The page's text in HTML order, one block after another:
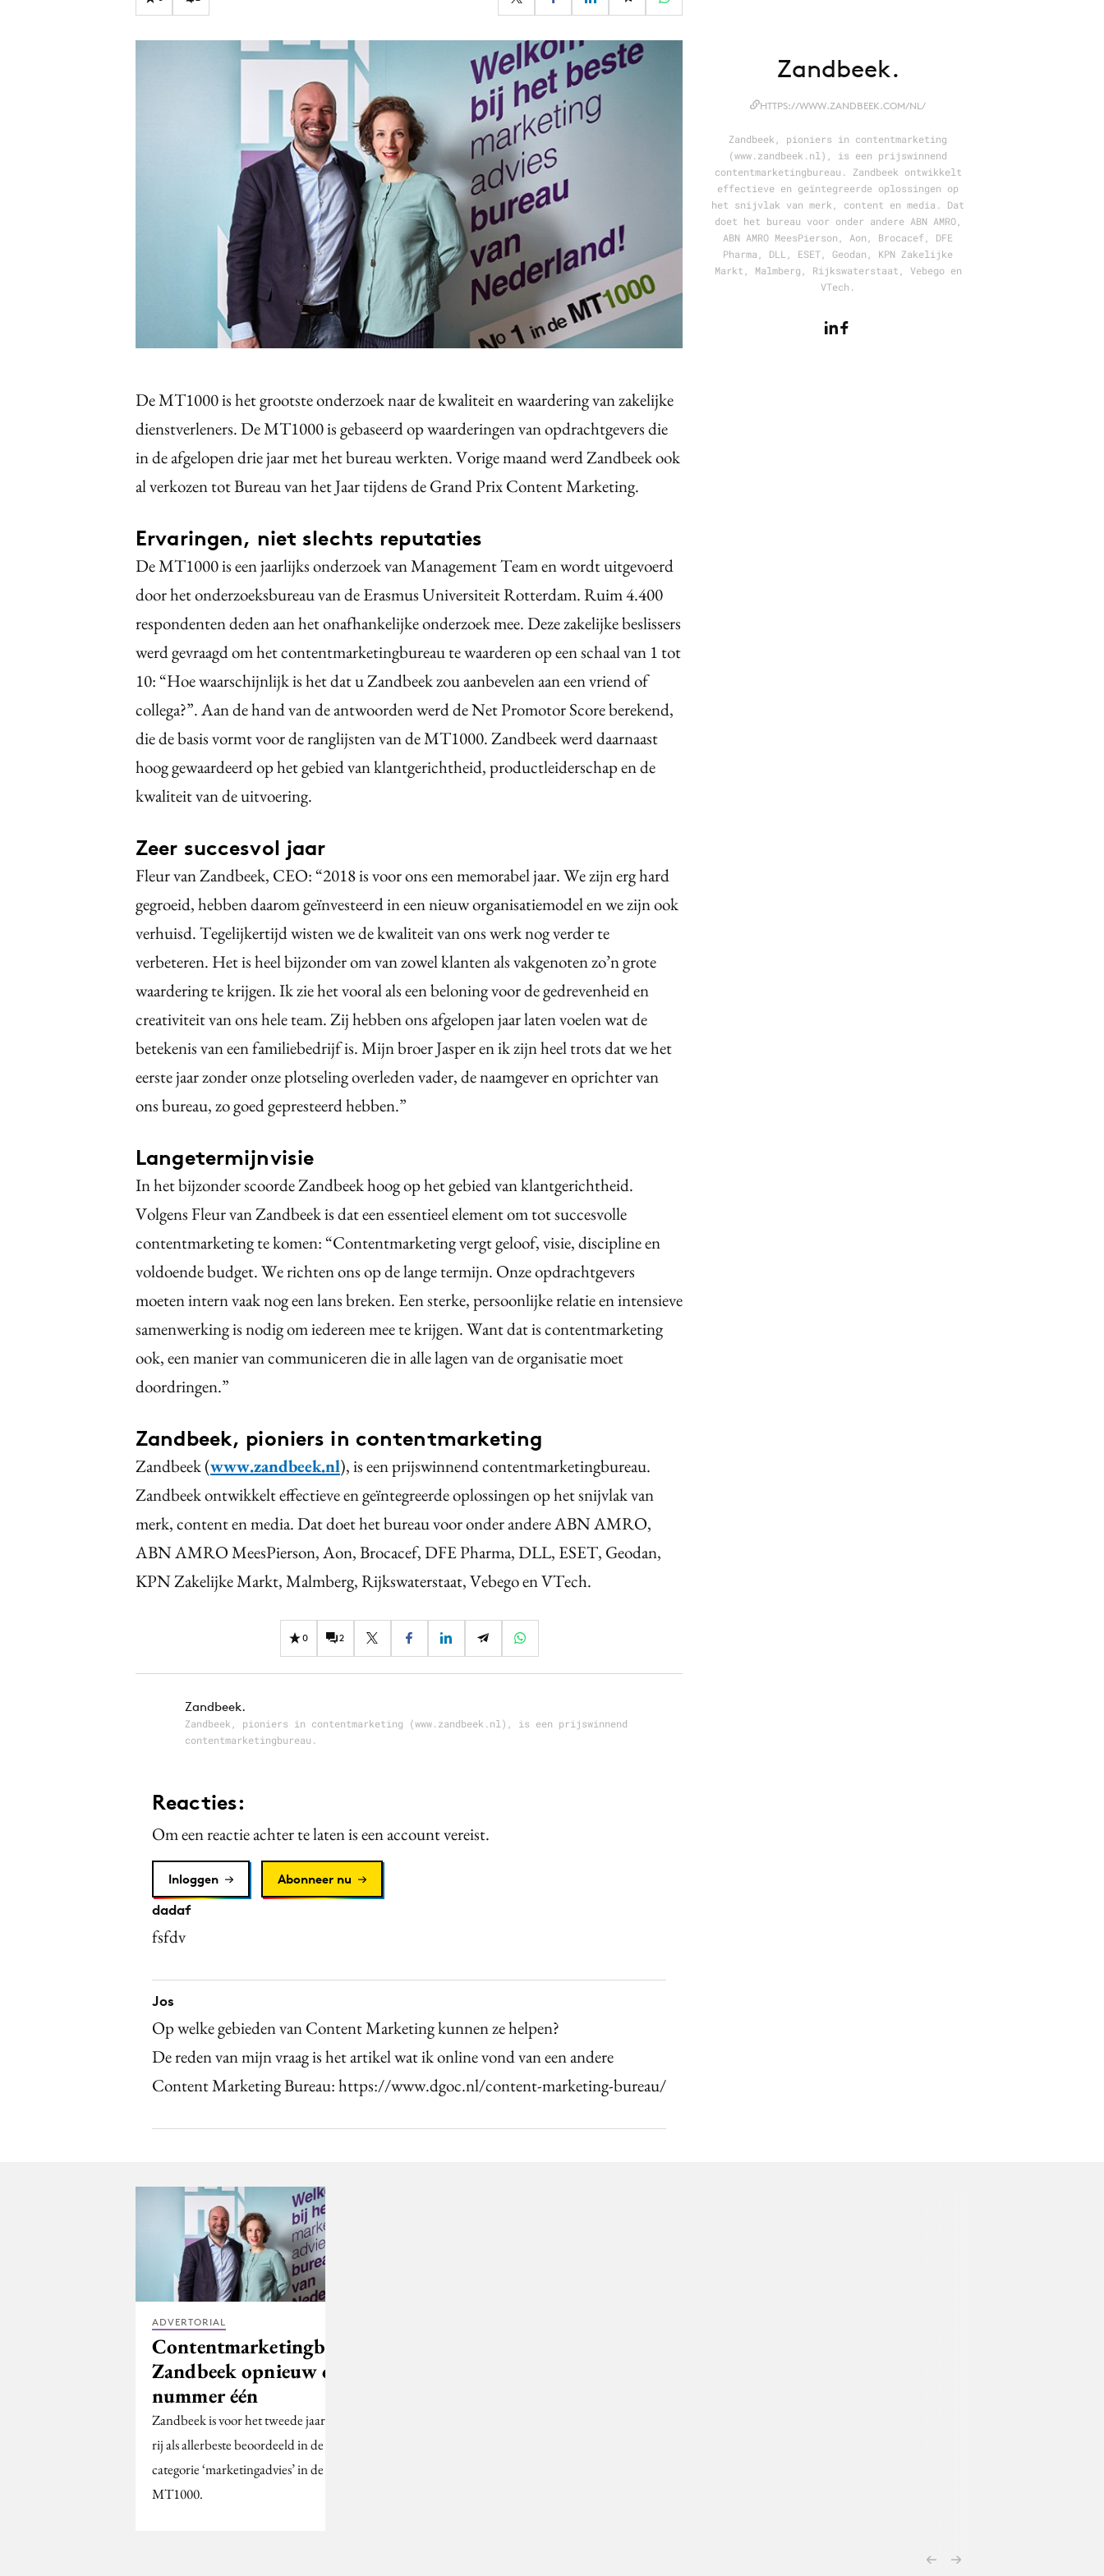
Influencer marketing
Interne communicatie
Martech
Reputatie & crisis
De MT1000 is het grootste onderzoek naar de kwaliteit en waardering van zakelijke
dienstverleners. De MT1000 is gebaseerd op waarderingen van opdrachtgevers die
in de afgelopen drie jaar met het bureau werkten. Vorige maand werd Zandbeek ook
al verkozen tot Bureau van het Jaar tijdens de Grand Prix Content Marketing.
Ervaringen, niet slechts reputaties
De MT1000 is een jaarlijks onderzoek van Management Team en wordt uitgevoerd
door het onderzoeksbureau van de Erasmus Universiteit Rotterdam. Ruim 4.400
respondenten deden aan het onafhankelijke onderzoek mee. Deze zakelijke beslissers
werd gevraagd om het contentmarketingbureau te waarderen op een schaal van 1 tot
10: “Hoe waarschijnlijk is het dat u Zandbeek zou aanbevelen aan een vriend of
collega?”. Aan de hand van de antwoorden werd de Net Promotor Score berekend,
die de basis vormt voor de ranglijsten van de MT1000. Zandbeek werd daarnaast
hoog gewaardeerd op het gebied van klantgerichtheid, productleiderschap en de
kwaliteit van de uitvoering.
Zeer succesvol jaar
Fleur van Zandbeek, CEO: “2018 is voor ons een memorabel jaar. We zijn erg hard
gegroeid, hebben daarom geïnvesteerd in een nieuw organisatiemodel en we zijn ook
verhuisd. Tegelijkertijd wisten we de kwaliteit van ons werk nog verder te
verbeteren. Het is heel bijzonder om van zowel klanten als vakgenoten zo’n grote
waardering te krijgen. Ik zie het vooral als een beloning voor de gedrevenheid en
creativiteit van ons hele team. Zij hebben ons afgelopen jaar laten voelen wat de
betekenis van een familiebedrijf is. Mijn broer Jasper en ik zijn heel trots dat we het
eerste jaar zonder onze plotseling overleden vader, de naamgever en oprichter van
ons bureau, zo goed gepresteerd hebben.”
Langetermijnvisie
In het bijzonder scoorde Zandbeek hoog op het gebied van klantgerichtheid.
Volgens Fleur van Zandbeek is dat een essentieel element om tot succesvolle
contentmarketing te komen: “Contentmarketing vergt geloof, visie, discipline en
voldoende budget. We richten ons op de lange termijn. Onze opdrachtgevers
moeten intern vaak nog een lans breken. Een sterke, persoonlijke relatie en intensieve
samenwerking is nodig om iedereen mee te krijgen. Want dat is contentmarketing
ook, een manier van communiceren die in alle lagen van de organisatie moet
doordringen.”
Zandbeek, pioniers in contentmarketing
Zandbeek (www.zandbeek.nl), is een prijswinnend contentmarketingbureau.
Zandbeek ontwikkelt effectieve en geïntegreerde oplossingen op het snijvlak van
merk, content en media. Dat doet het bureau voor onder andere ABN AMRO,
ABN AMRO MeesPierson, Aon, Brocacef, DFE Pharma, DLL, ESET, Geodan,
KPN Zakelijke Markt, Malmberg, Rijkswaterstaat, Vebego en VTech.
0 2
Zandbeek.
Zandbeek, pioniers in contentmarketing (www.zandbeek.nl), is een prijswinnend
contentmarketingbureau.
Reacties:
Om een reactie achter te laten is een account vereist.
Inloggen Abonneer nu
dadaf
fsfdv
Jos
Op welke gebieden van Content Marketing kunnen ze helpen?
De reden van mijn vraag is het artikel wat ik online vond van een andere
Content Marketing Bureau: https://www.dgoc.nl/content-marketing-bureau/
Zandbeek.
HTTPS://WWW.ZANDBEEK.COM/NL/
Zandbeek, pioniers in contentmarketing
(www.zandbeek.nl), is een prijswinnend
contentmarketingbureau. Zandbeek ontwikkelt
effectieve en geïntegreerde oplossingen op
het snijvlak van merk, content en media. Dat
doet het bureau voor onder andere ABN AMRO,
ABN AMRO MeesPierson, Aon, Brocacef, DFE
Pharma, DLL, ESET, Geodan, KPN Zakelijke
Markt, Malmberg, Rijkswaterstaat, Vebego en
VTech.
ADVERTORIAL
Contentmarketingbureau
Zandbeek opnieuw op
nummer één
Zandbeek is voor het tweede jaar op
rij als allerbeste beoordeeld in de
categorie ‘marketingadvies’ in de
MT1000.